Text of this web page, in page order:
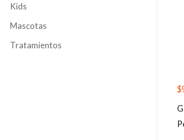
Kids
Mascotas
Tratamientos
$